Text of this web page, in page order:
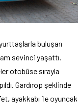
buluşan
sevinci yaşattı.
otobüse sırayla
Gardırop şeklinde
ayakkabı ile oyuncak